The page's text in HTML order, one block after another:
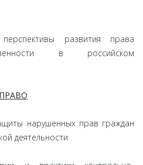
развития права
в российском
нарушенных прав граждан
деятельности